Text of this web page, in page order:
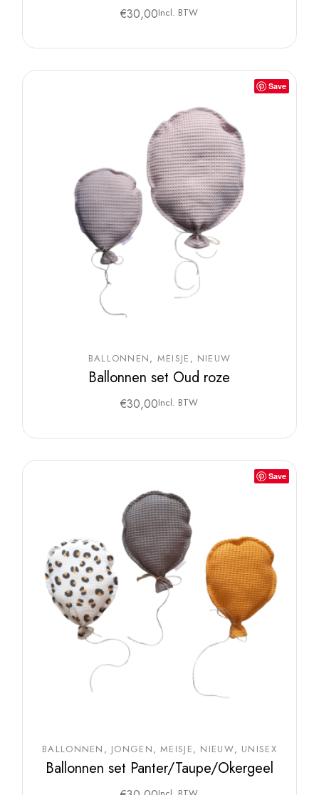
€30,00Incl. BTW
Save
BALLONNEN MEISJE NIEUW
Ballonnen set Oud roze
€30,00Incl. BTW
Save
BALLONNEN JONGEN MEISJE NIEUW UNISEX
Ballonnen set Panter/Taupe/Okergeel